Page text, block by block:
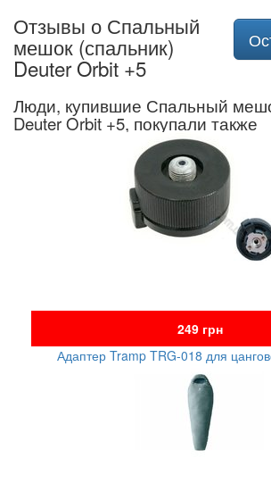
Отзывы о Спальный
мешок (спальник)
Deuter Orbit +5
Люди, купившие Спальный
Deuter Orbit +5, покупали также
249 грн
Адаптер Tramp TRG-018 для